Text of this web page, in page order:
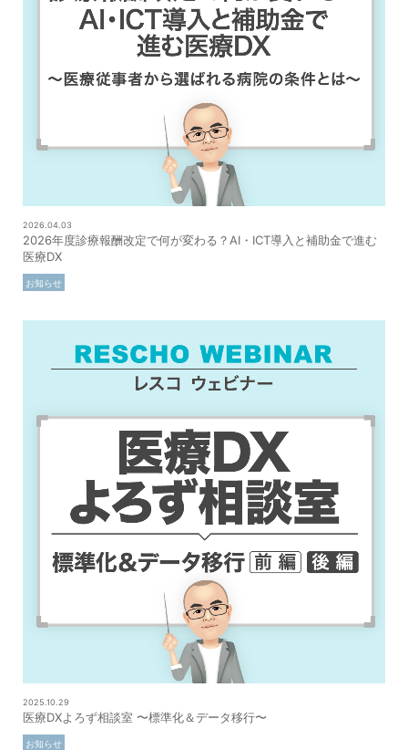
2026.04.03
2026年度診療報酬改定で何が変わる？AI・ICT導入と補助金で進む
医療DX
お知らせ
2025.10.29
医療DXよろず相談室 〜標準化＆データ移行〜
お知らせ